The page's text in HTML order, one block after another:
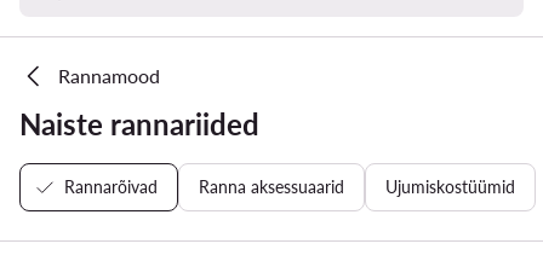
Rannamood
Naiste rannariided
Rannarõivad Ranna aksessuaarid Ujumiskostüümid